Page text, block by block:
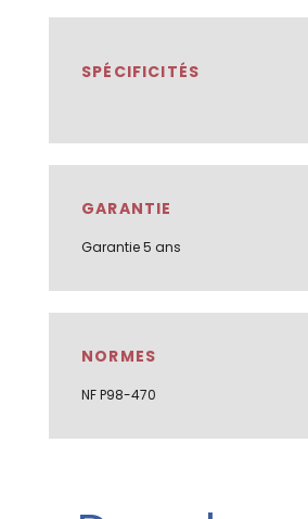
SPÉCIFICITÉS
GARANTIE
Garantie 5 ans
NORMES
NF P98-470